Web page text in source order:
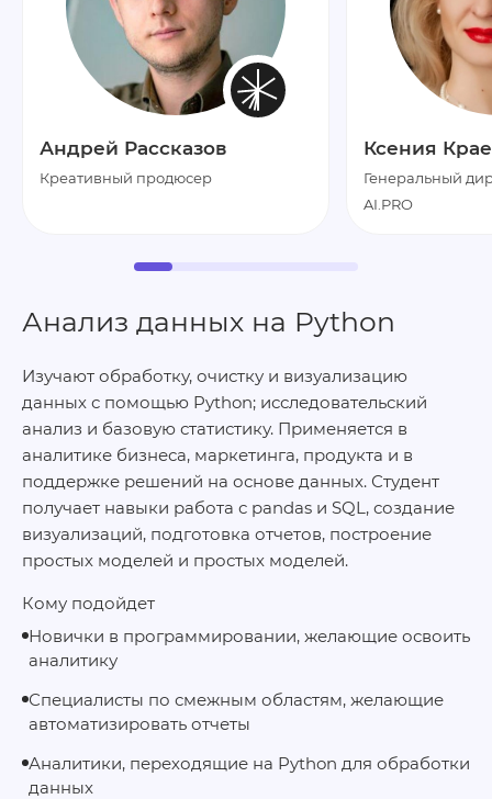
Андрей Рассказов
Креативный продюсер
Ксения
Генеральный
AI.PRO
Анализ данных на Python
Изучают обработку, очистку и визуализацию
данных с помощью Python; исследовательский
анализ и базовую статистику. Применяется в
аналитике бизнеса, маркетинга, продукта и в
поддержке решений на основе данных. Студент
получает навыки работа с pandas и SQL, создание
визуализаций, подготовка отчетов, построение
простых моделей и простых моделей.
Кому подойдет
Новички в программировании, желающие освоить
аналитику
Специалисты по смежным областям, желающие
автоматизировать отчеты
Аналитики, переходящие на Python для обработки
данных